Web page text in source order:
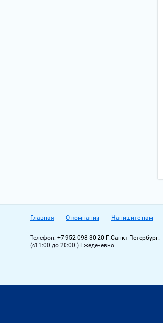
Главная О компании Напишите нам
Телефон: +7 952 098-30-20 Г.Санкт-Петербург.
(с11:00 до 20:00 ) Ежеденевно